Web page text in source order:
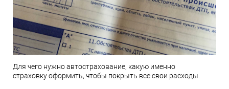
Для чего нужно автострахование, какую именно
страховку оформить, чтобы покрыть все свои расходы.